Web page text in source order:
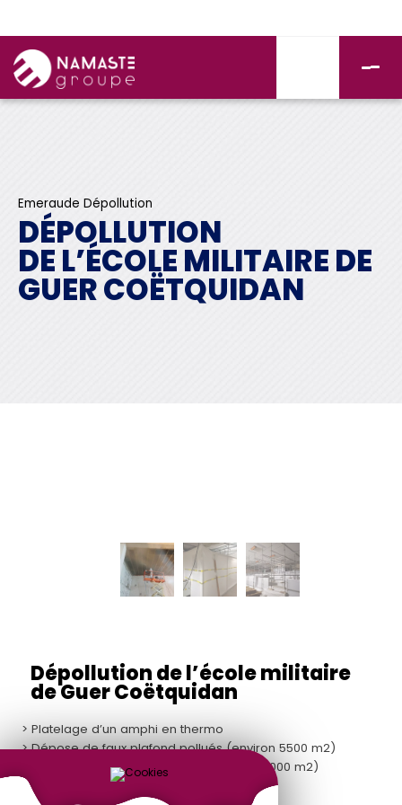
Emeraude Dépollution
DÉPOLLUTION
DE L’ÉCOLE MILITAIRE DE
GUER COËTQUIDAN
Dépollution de l’école militaire
de Guer Coëtquidan
> Platelage d’un amphi en thermo
> Dépose de faux plafond pollués (environ 5500 m2)
> Dépose peintures amiantées (environ 8000 m2)
> Dépose de flocage (environ 1900 m2)